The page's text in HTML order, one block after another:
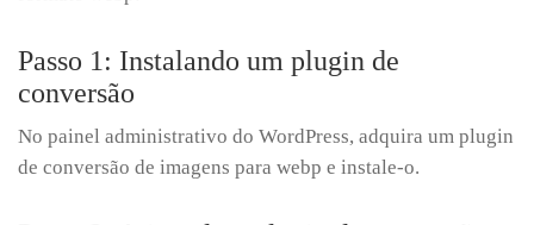
Passo 1: Instalando um plugin de
conversão
No painel administrativo do WordPress, adquira um plugin
de conversão de imagens para webp e instale-o.